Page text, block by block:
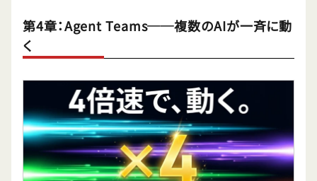
第4章：Agent Teams──複数のAIが一斉に動
く